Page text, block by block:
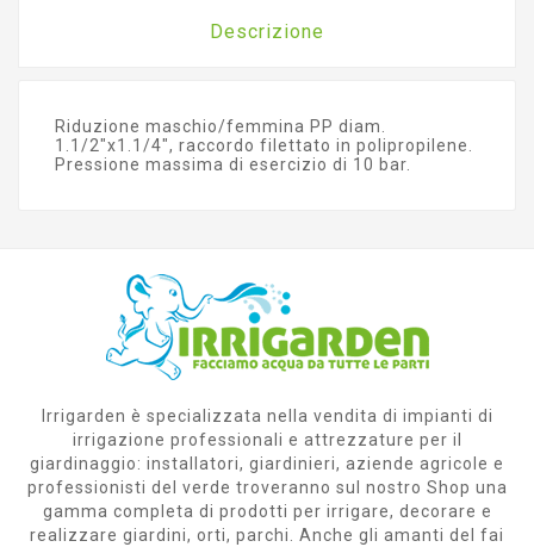
Descrizione
Riduzione maschio/femmina PP diam.
1.1/2"x1.1/4", raccordo filettato in polipropilene.
Pressione massima di esercizio di 10 bar.
Irrigarden è specializzata nella vendita di impianti di
irrigazione professionali e attrezzature per il
giardinaggio: installatori, giardinieri, aziende agricole e
professionisti del verde troveranno sul nostro Shop una
gamma completa di prodotti per irrigare, decorare e
realizzare giardini, orti, parchi. Anche gli amanti del fai